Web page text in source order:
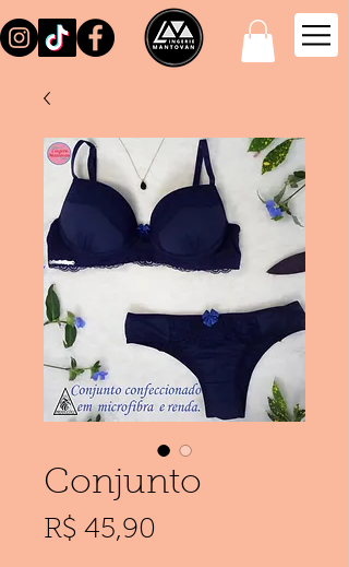
Conjunto
R$ 45,90